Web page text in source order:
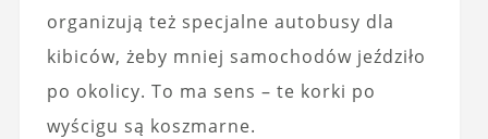
organizują też specjalne autobusy dla
kibiców, żeby mniej samochodów jeździło
po okolicy. To ma sens – te korki po
wyścigu są koszmarne.